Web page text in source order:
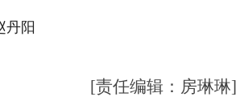
阳
[责任编辑：房琳琳]